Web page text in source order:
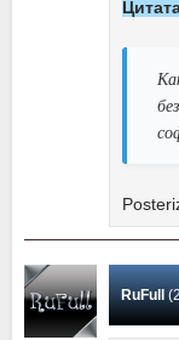
RuFull